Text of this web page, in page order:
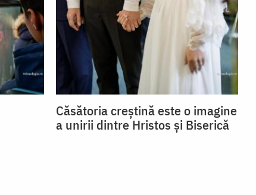
Căsătoria creștină este o imagine
a unirii dintre Hristos și Biserică